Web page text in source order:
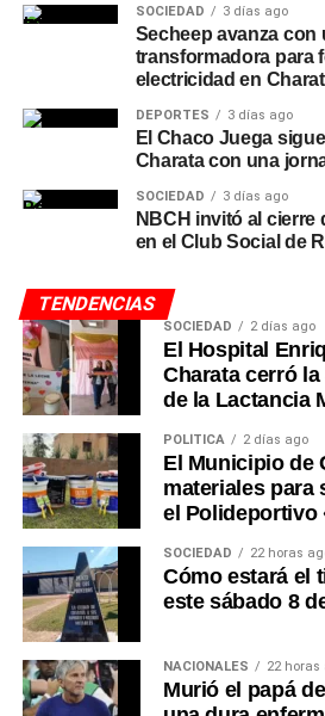
SOCIEDAD 3 días ago
Secheep avanza con
transformadora para
electricidad en
DEPORTES 3 días ago
El Chaco Juega
Charata con una
SOCIEDAD 3 días ago
NBCH invitó al cierre
en el Club Social de
TENDENCIAS
SOCIEDAD 2 días ago
El Hospital
Charata cerró la
de la Lactancia
POLÍTICA 2 días ago
El Municipio de
materiales para
el Polideportivo
SOCIEDAD 22 horas
Cómo estará el
este sábado 8
NACIONALES 22 horas
Murió el papá